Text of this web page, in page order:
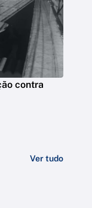
contra
Ver tudo